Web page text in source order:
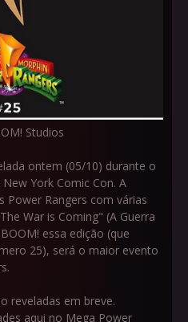
Studios
ontem (05/10) durante o
York Comic Con. A
Power Rangers com várias
War is Coming" (A Guerra
essa edição (que
25), será o maior evento
reveladas em breve.
aqui no Mega Power